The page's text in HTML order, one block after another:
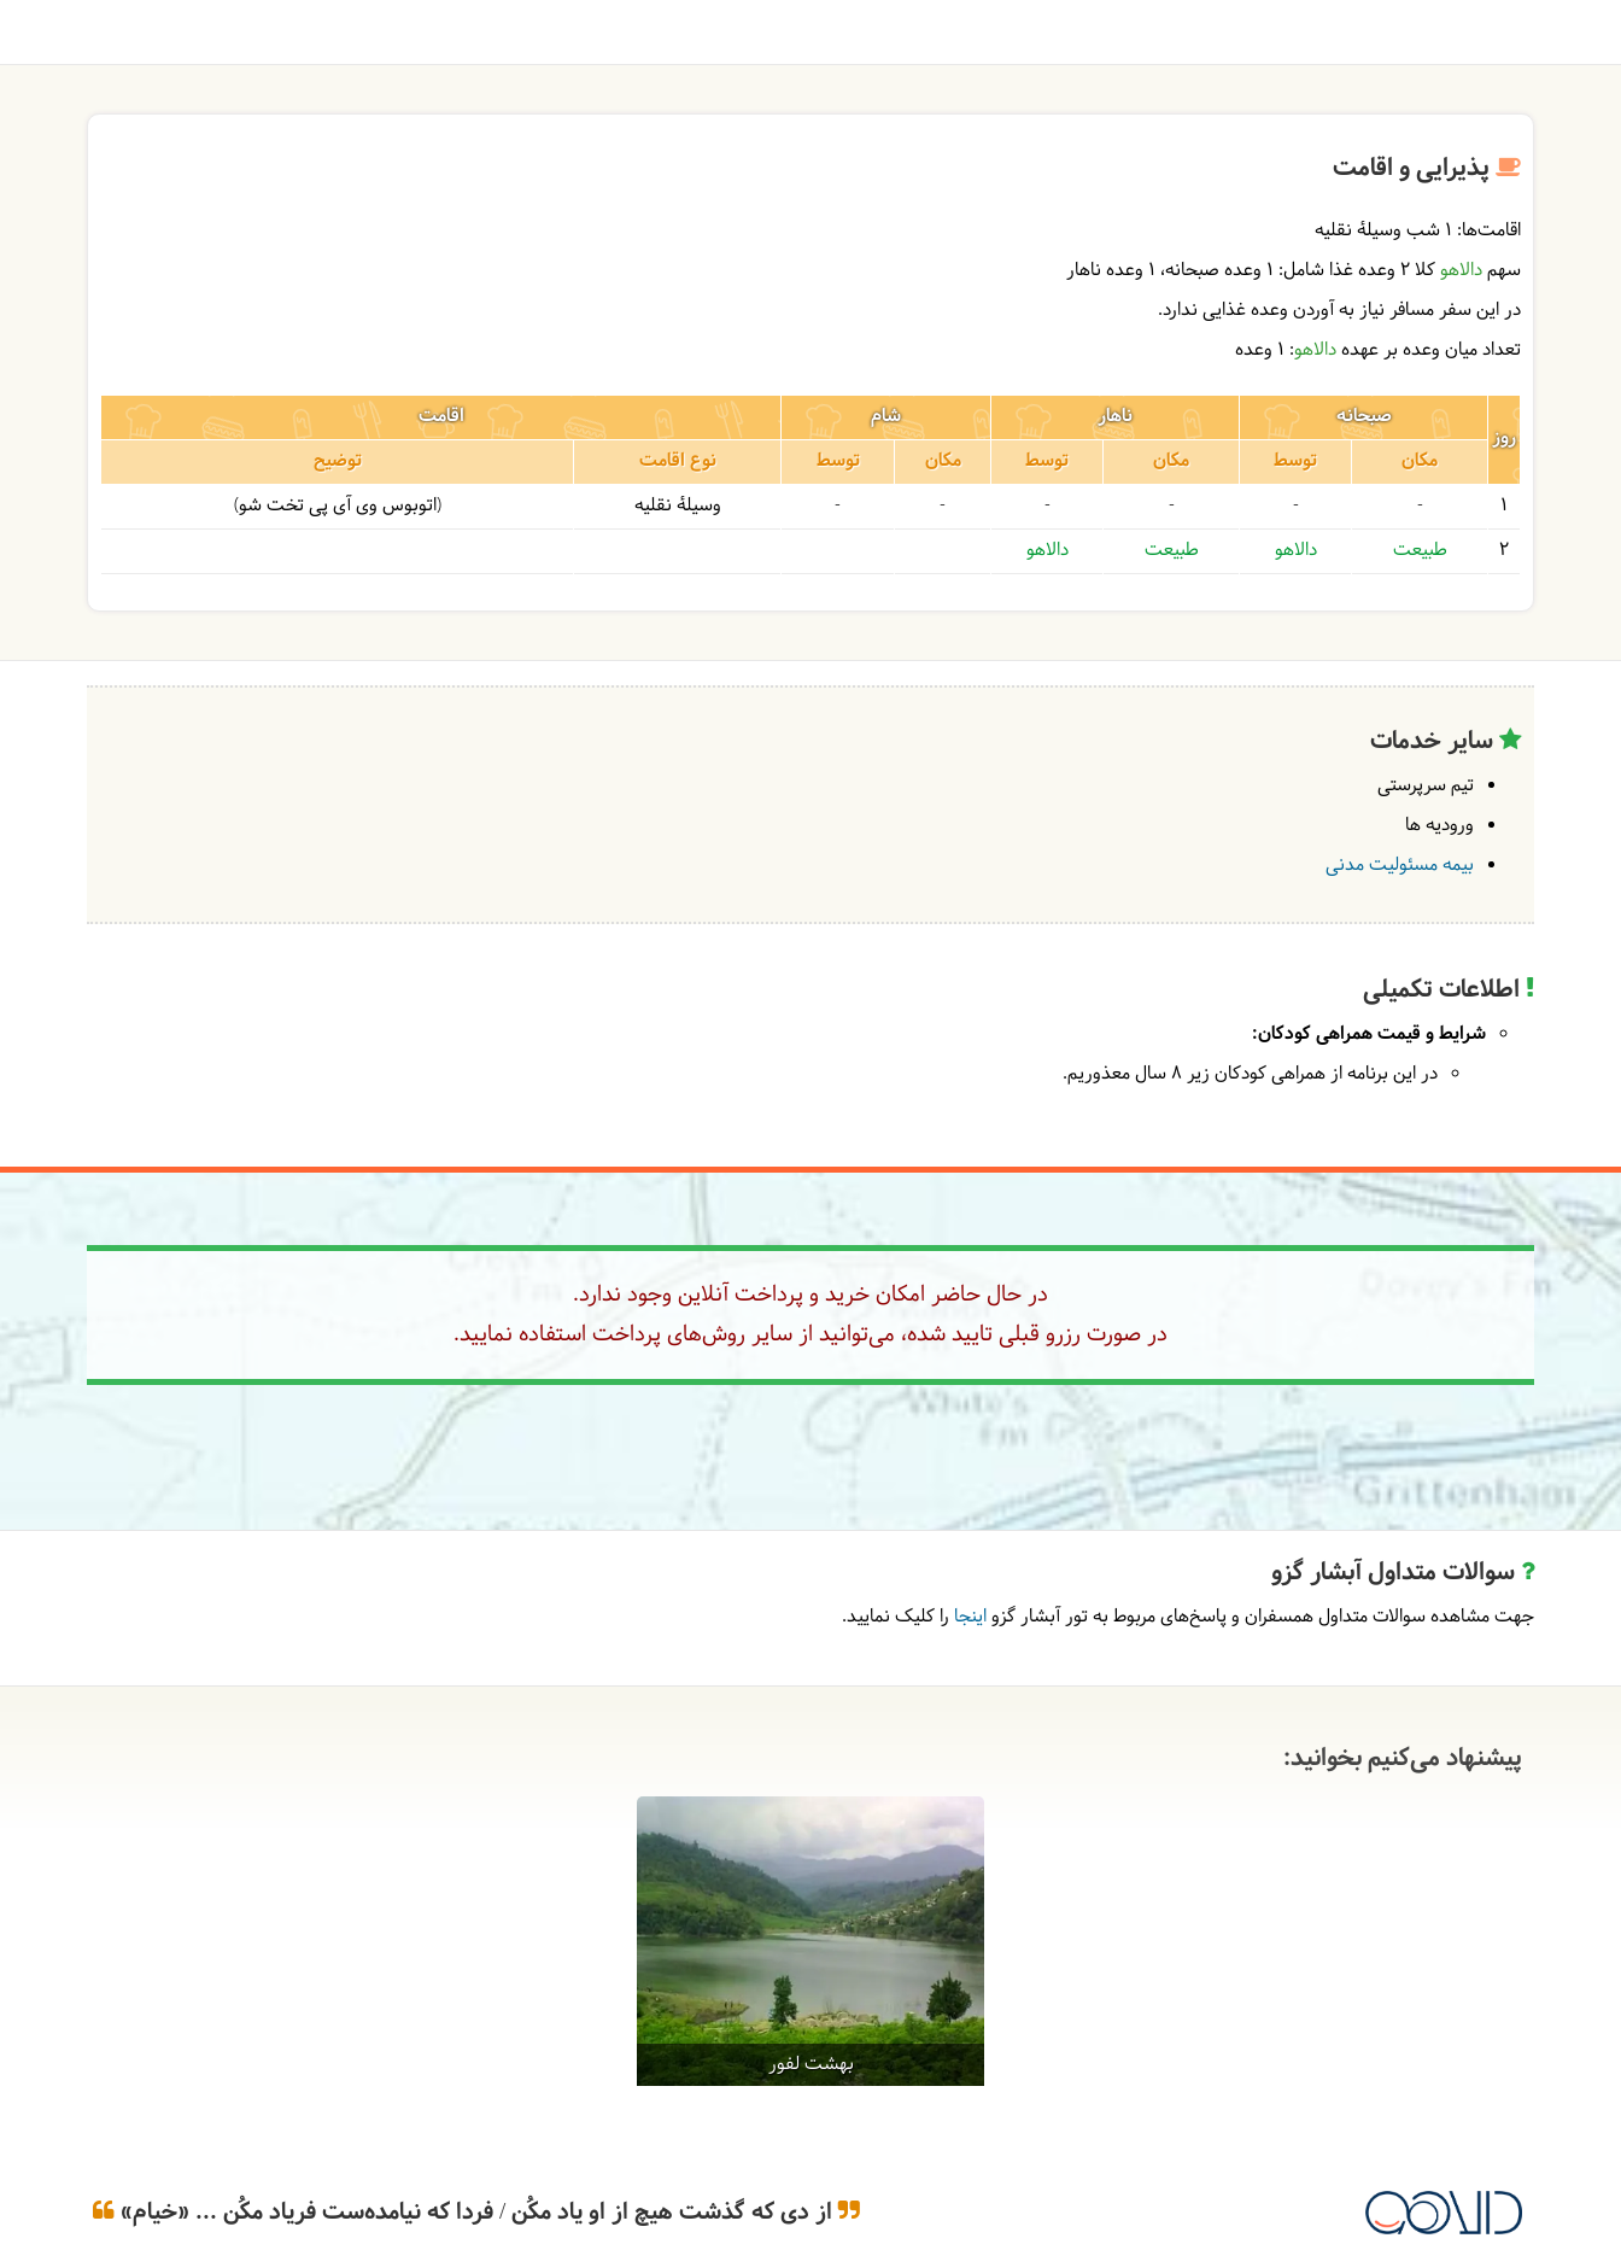
پذیرایی و اقامت
اقامت‌ها: 1 شب وسیلۀ نقلیه
سهمدالاهوکلا 2 وعده غذا شامل: 1 وعده صبحانه
1 وعده ناهار
در این سفر مسافر نیاز به آوردن وعده غذایی ندارد.
تعداد میان وعده بر عهدهدالاهو: 1 وعده
روز
صبحانه ناهار شام
اقامت
مکان
توسط مکان توسط مکان توسط نوع اقامت
توضیح
1
-
-
-
-
-
- وسیلۀ نقلیه
(اتوبوس وی آی پی تخت شو)
2
طبیعت دالاهو طبیعت دالاهو
سایر خدمات
تیم سرپرستی
ورودیه ها
بیمه مسئولیت مدنی
اطلاعات تکمیلی
شرایط و قیمت همراهی کودکان:
در این برنامه از همراهی کودکان زیر 8 سال معذوریم.
در حال حاضر امکان خرید و پرداخت آنلاین وجود ندارد.
در صورت رزرو قبلی تایید شده، می‌توانید از سایر روش‌های پرداخت استفاده نمایید.
سوالات متداول آبشار گزو
جهت مشاهده سوالات متداول همسفران و پاسخ‌های مربوط به تور آبشار گزواینجا را کلیک نمایید.
پیشنهاد می‌کنیم بخوانید:
بهشت لفور
از دی که گذشت هیچ از او یاد مکُن / فردا که نیامده‌ست فریاد مکُن ... «خیام»